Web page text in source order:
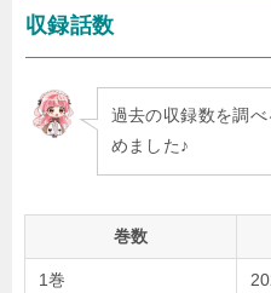
収録話数
過去の収録数を調
めました♪
巻数
1巻